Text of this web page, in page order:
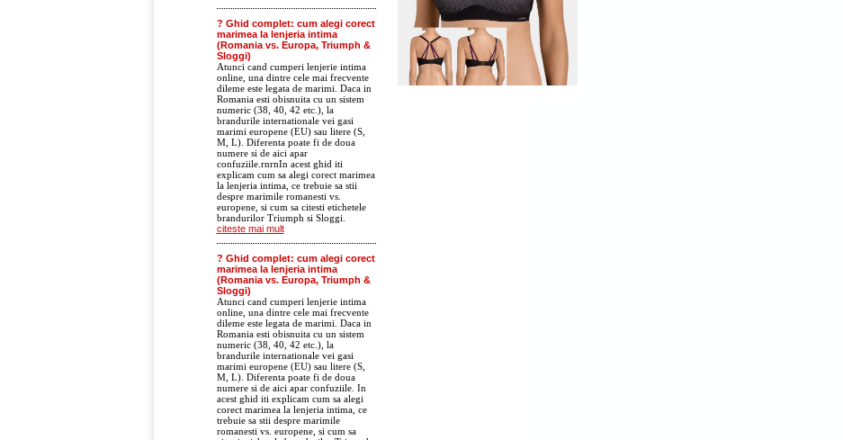
? Ghid complet: cum alegi corect
marimea la lenjeria intima
(Romania vs. Europa, Triumph &
Sloggi)
Atunci cand cumperi lenjerie intima
online, una dintre cele mai frecvente
dileme este legata de marimi. Daca in
Romania esti obisnuita cu un sistem
numeric (38, 40, 42 etc.), la
brandurile internationale vei gasi
marimi europene (EU) sau litere (S,
M, L). Diferenta poate fi de doua
numere si de aici apar
confuziile.rnrnIn acest ghid iti
explicam cum sa alegi corect marimea
la lenjeria intima, ce trebuie sa stii
despre marimile romanesti vs.
europene, si cum sa citesti etichetele
brandurilor Triumph si Sloggi.
citeste mai mult
? Ghid complet: cum alegi corect
marimea la lenjeria intima
(Romania vs. Europa, Triumph &
Sloggi)
Atunci cand cumperi lenjerie intima
online, una dintre cele mai frecvente
dileme este legata de marimi. Daca in
Romania esti obisnuita cu un sistem
numeric (38, 40, 42 etc.), la
brandurile internationale vei gasi
marimi europene (EU) sau litere (S,
M, L). Diferenta poate fi de doua
numere si de aici apar confuziile. In
acest ghid iti explicam cum sa alegi
corect marimea la lenjeria intima, ce
trebuie sa stii despre marimile
romanesti vs. europene, si cum sa